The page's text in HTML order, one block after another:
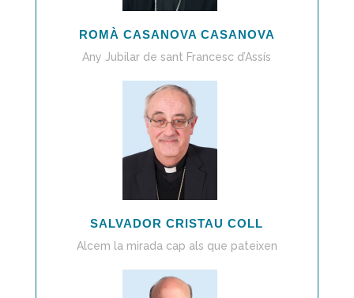
ROMÀ CASANOVA CASANOVA
Any Jubilar de sant Francesc d’Assís
SALVADOR CRISTAU COLL
Alcem la mirada cap als que pateixen